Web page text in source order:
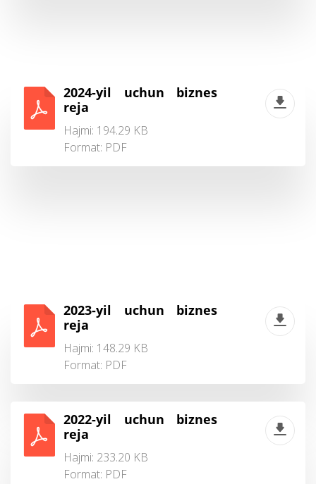
2024-yil uchun biznes
reja
Hajmi: 194.29 KB
Format: PDF
2023-yil uchun biznes
reja
Hajmi: 148.29 KB
Format: PDF
2022-yil uchun biznes
reja
Hajmi: 233.20 KB
Format: PDF